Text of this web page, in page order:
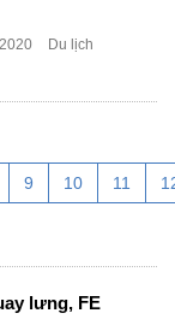
Du lịch
9 10 11
lưng, FE